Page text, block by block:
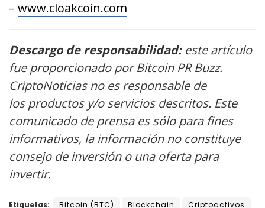
– www.cloakcoin.com
Descargo de responsabilidad:este artículo
fue proporcionado por Bitcoin PR Buzz.
CriptoNoticias no es responsable de
los productos y/o servicios descritos. Este
comunicado de prensa es sólo para fines
informativos, la información no constituye
consejo de inversión o una oferta para
invertir.
Etiquetas: Bitcoin (BTC) Blockchain
Criptoactivos